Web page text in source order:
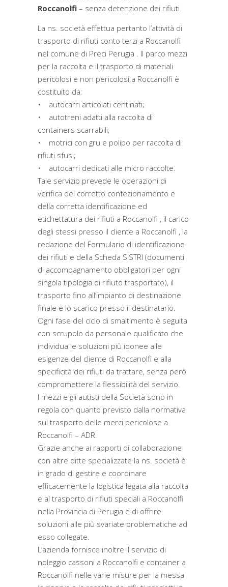
Roccanolfi – senza detenzione dei rifiuti.
La ns. società effettua pertanto l’attività di
trasporto di rifiuti conto terzi a Roccanolfi
nel comune di Preci Perugia . Il parco mezzi
per la raccolta e il trasporto di materiali
pericolosi e non pericolosi a Roccanolfi è
costituito da:
• autocarri articolati centinati;
• autotreni adatti alla raccolta di
containers scarrabili;
• motrici con gru e polipo per raccolta di
rifiuti sfusi;
• autocarri dedicati alle micro raccolte.
Tale servizio prevede le operazioni di
verifica del corretto confezionamento e
della corretta identificazione ed
etichettatura dei rifiuti a Roccanolfi , il carico
degli stessi presso il cliente a Roccanolfi , la
redazione del Formulario di identificazione
dei rifiuti e della Scheda SISTRI (documenti
di accompagnamento obbligatori per ogni
singola tipologia di rifiuto trasportato), il
trasporto fino all’impianto di destinazione
finale e lo scarico presso il destinatario.
Ogni fase del ciclo di smaltimento è seguita
con scrupolo da personale qualificato che
individua le soluzioni più idonee alle
esigenze del cliente di Roccanolfi e alla
specificità dei rifiuti da trattare, senza però
compromettere la flessibilità del servizio.
I mezzi e gli autisti della Società sono in
regola con quanto previsto dalla normativa
sul trasporto delle merci pericolose a
Roccanolfi – ADR.
Grazie anche ai rapporti di collaborazione
con altre ditte specializzate la ns. società è
in grado di gestire e coordinare
efficacemente la logistica legata alla raccolta
e al trasporto di rifiuti speciali a Roccanolfi
nella Provincia di Perugia e di offrire
soluzioni alle più svariate problematiche ad
esso collegate.
L’azienda fornisce inoltre il servizio di
noleggio cassoni a Roccanolfi e container a
Roccanolfi nelle varie misure per la messa